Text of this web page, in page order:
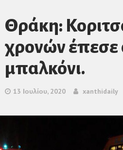
Θράκη:
χρονών έπεσε
μπαλκόνι.
13 Ιουλίου, 2020 xanthidaily